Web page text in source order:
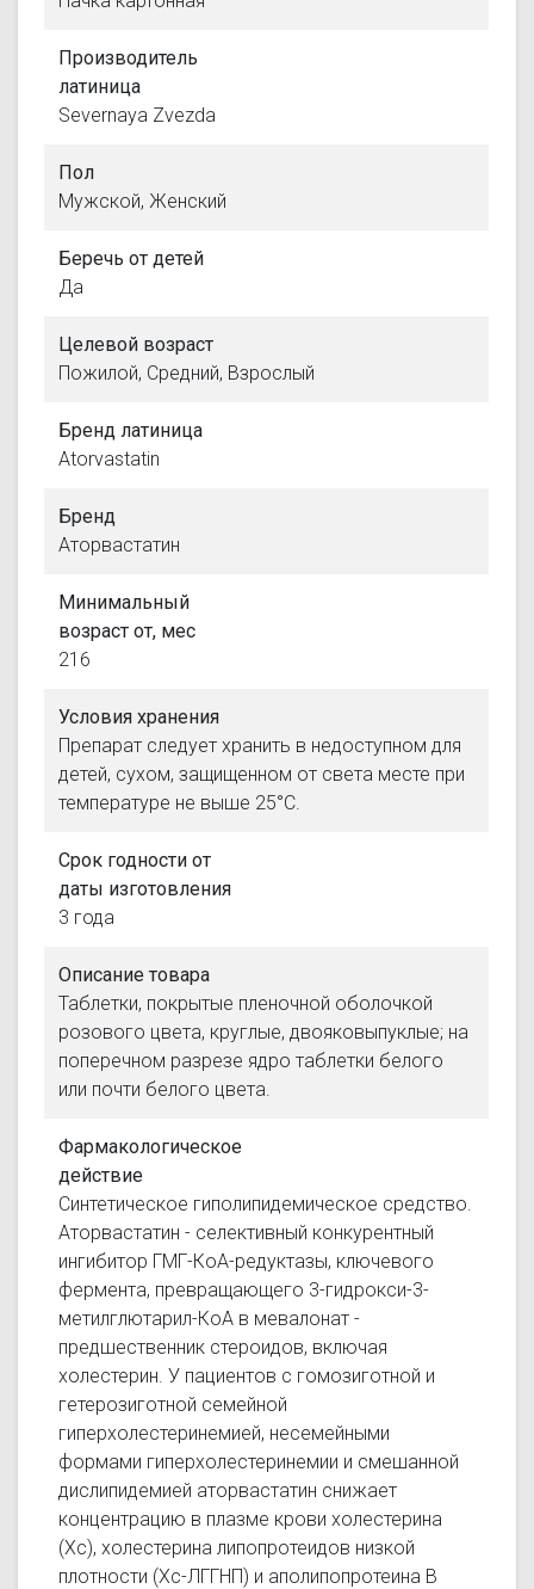
Производитель
латиница
Severnaya Zvezda
Пол
Мужской, Женский
Беречь от детей
Да
Целевой возраст
Пожилой, Средний, Взрослый
Бренд латиница
Atorvastatin
Бренд
Аторвастатин
Минимальный
возраст от, мес
216
Условия хранения
Препарат следует хранить в недоступном для
детей, сухом, защищенном от света месте при
температуре не выше 25°С.
Срок годности от
даты изготовления
3 года
Описание товара
Таблетки, покрытые пленочной оболочкой
розового цвета, круглые, двояковыпуклые; на
поперечном разрезе ядро таблетки белого
или почти белого цвета.
Фармакологическое
действие
Синтетическое гиполипидемическое средство.
Аторвастатин - селективный конкурентный
ингибитор ГМГ-КоА-редуктазы, ключевого
фермента, превращающего 3-гидрокси-3-
метилглютарил-КоА в мевалонат -
предшественник стероидов, включая
холестерин. У пациентов с гомозиготной и
гетерозиготной семейной
гиперхолестеринемией, несемейными
формами гиперхолестеринемии и смешанной
дислипидемией аторвастатин снижает
концентрацию в плазме крови холестерина
(Хс), холестерина липопротеидов низкой
плотности (Хс-ЛГГНП) и аполипопротеина В